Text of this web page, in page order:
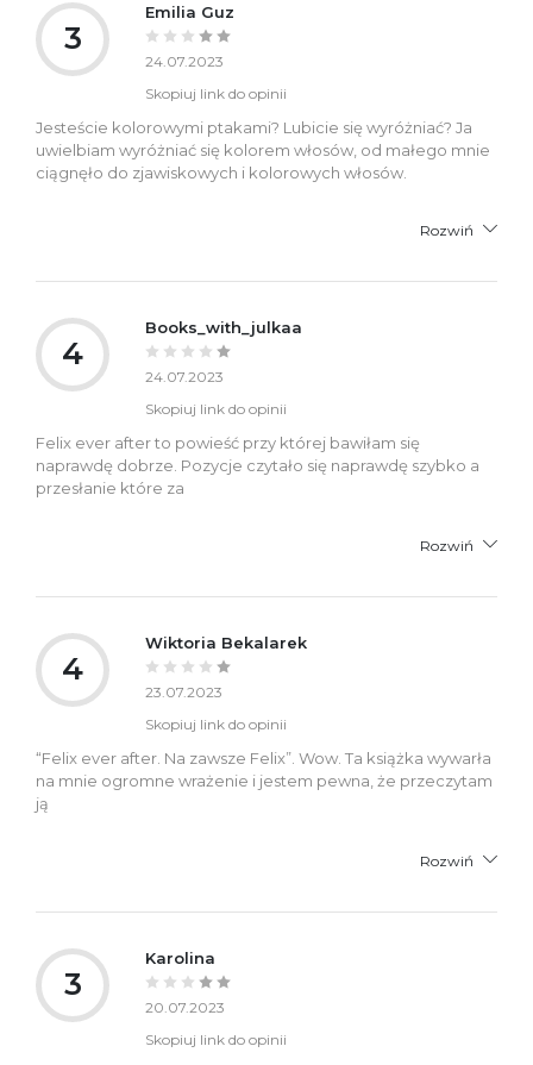
3
Emilia Guz
24.07.2023
Skopiuj link do opinii
Jesteście kolorowymi ptakami? Lubicie się wyróżniać? Ja
uwielbiam wyróżniać się kolorem włosów, od małego mnie
ciągnęło do zjawiskowych i kolorowych włosów.
Rozwiń
4
Books_with_julkaa
24.07.2023
Skopiuj link do opinii
Felix ever after to powieść przy której bawiłam się
naprawdę dobrze. Pozycje czytało się naprawdę szybko a
przesłanie które za
Rozwiń
4
Wiktoria Bekalarek
23.07.2023
Skopiuj link do opinii
“Felix ever after. Na zawsze Felix”. Wow. Ta książka wywarła
na mnie ogromne wrażenie i jestem pewna, że przeczytam
ją
Rozwiń
3
Karolina
20.07.2023
Skopiuj link do opinii